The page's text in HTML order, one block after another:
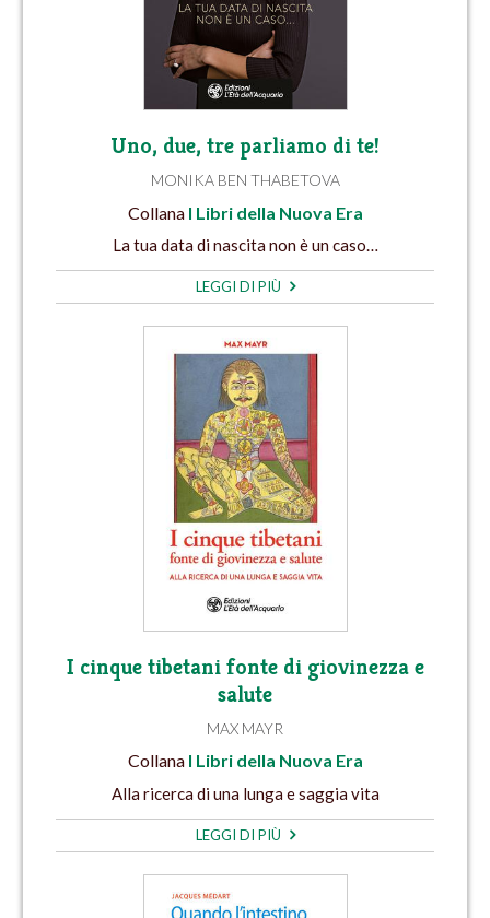
Uno, due, tre parliamo di te!
MONIKA BEN THABETOVA
Collana I Libri della Nuova Era
La tua data di nascita non è un caso…
LEGGI DI PIÙ
I cinque tibetani fonte di giovinezza e
salute
MAX MAYR
Collana I Libri della Nuova Era
Alla ricerca di una lunga e saggia vita
LEGGI DI PIÙ